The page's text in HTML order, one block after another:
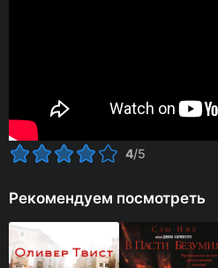
4/5
Рекомендуем посмотреть